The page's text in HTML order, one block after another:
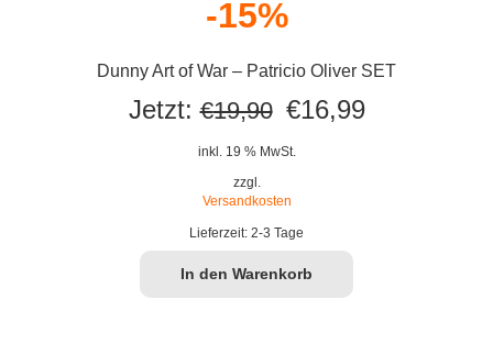
-15%
Dunny Art of War – Patricio Oliver SET
Jetzt: €19,90 Ursprünglicher
Preis
€19,90
€16,99Aktueller
inkl. 19 % MwSt.
zzgl.
Versandkosten
Lieferzeit: 2-3 Tage
In den Warenkorb